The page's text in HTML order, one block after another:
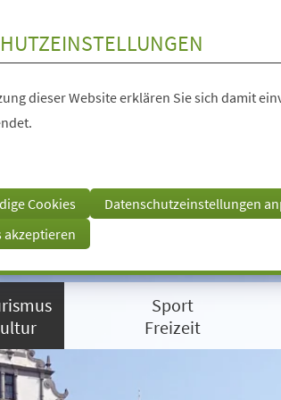
dieser Website erklären Sie sich damit
Cookies
Datenschutzeinstellungen
akzeptieren
Sport
Freizeit